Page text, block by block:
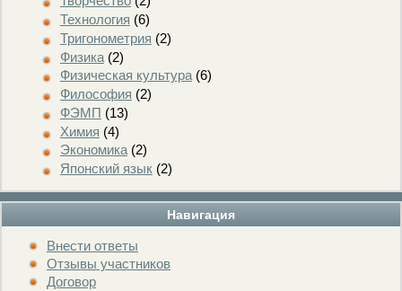
Технология (6)
Тригонометрия (2)
Физика(2)
Физическая культура(6)
Философия (2)
ФЭМП (13)
Химия (4)
Экономика(2)
Японский язык(2)
Навигация
Внести ответы
Отзывы участников
Договор